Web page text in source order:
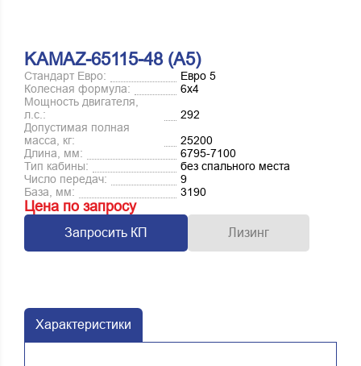
KAMAZ-65115-48 (А5)
Стандарт Евро:
Евро 5
Колесная формула:
6х4
Мощность двигателя,
л.с.:
292
Допустимая полная
масса, кг:
25200
Длина, мм:
6795-7100
Тип кабины:
без спального места
Число передач:
9
База, мм:
3190
Цена по запросу
Запросить КП Лизинг
Характеристики